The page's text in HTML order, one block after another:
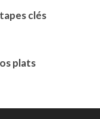
clés
plats